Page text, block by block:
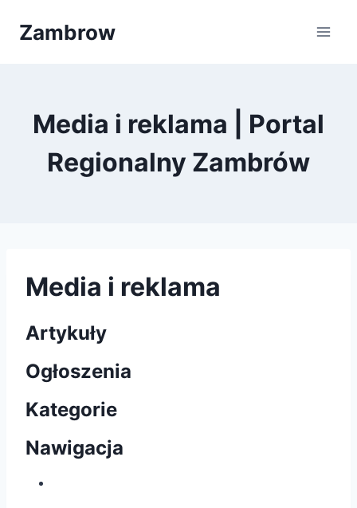
Zambrow
Media i reklama | Portal
Regionalny Zambrów
Media i reklama
Artykuły
Ogłoszenia
Kategorie
Nawigacja